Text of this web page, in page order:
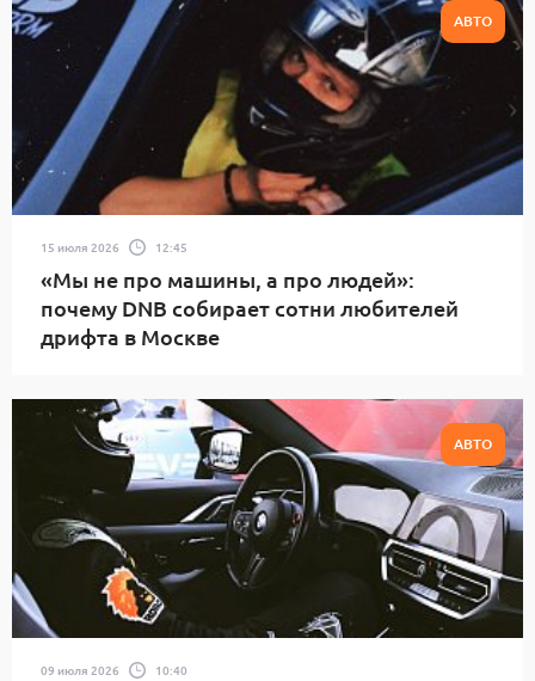
АВТО
15 июля 2026 12:45
«Мы не про машины, а про людей»:
почему DNB собирает сотни любителей
дрифта в Москве
АВТО
09 июля 2026 10:40